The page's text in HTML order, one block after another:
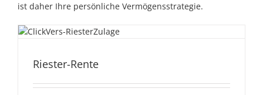
ist daher Ihre persönliche Vermögensstrategie.
Riester-Rente
Riester-Rente